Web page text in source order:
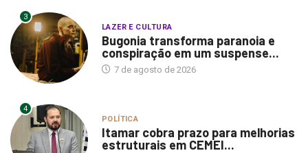
3
LAZER E CULTURA
Bugonia transforma paranoia e
conspiração em um suspense...
7 de agosto de 2026
4
POLÍTICA
Itamar cobra prazo para melhorias
estruturais em CEMEI...